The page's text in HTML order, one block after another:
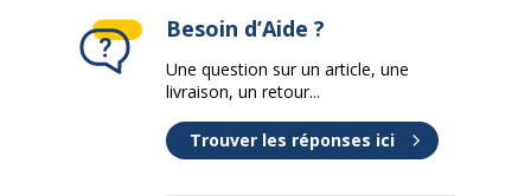
Besoin d’Aide ?
Une question sur un article, une
livraison, un retour...
Trouver les réponses ici